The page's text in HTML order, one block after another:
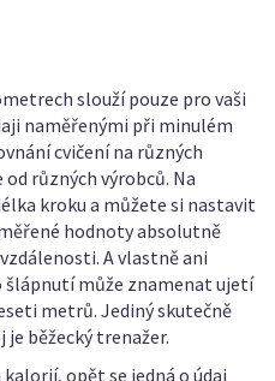
slouží pouze pro vaši
naměřenými při minulém
cvičení na různých
různých výrobců. Na
kroku a můžete si nastavit
hodnoty absolutně
A vlastně ani
šlápnutí může znamenat ujetí
metrů. Jediný skutečně
běžecký trenažer.
opět se jedná o údaj